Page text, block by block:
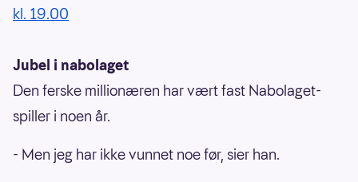
kl. 19.00
Jubel i nabolaget
Den ferske millionæren har vært fast Nabolaget-
spiller i noen år.
- Men jeg har ikke vunnet noe før, sier han.